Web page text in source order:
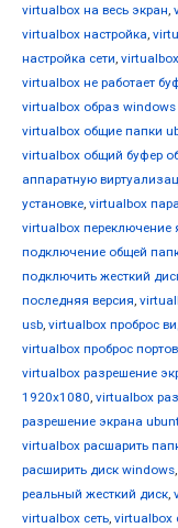
virtualbox на весь экран,
virtualbox настройка,
настройка сети,
virtualbox не работает
virtualbox образ windows
virtualbox общие папки
virtualbox общий буфер
аппаратную
установке, virtualbox
virtualbox переключение
подключение общей
подключить жесткий
последняя версия,
usb, virtualbox проброс
virtualbox проброс портов
virtualbox разрешение
1920x1080, virtualbox
разрешение экрана
virtualbox расшарить
расширить диск windows,
реальный жесткий диск,
virtualbox сеть, virtualbox